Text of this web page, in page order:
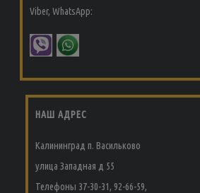
Viber, WhatsApp:
НАШ АДРЕС
Калининград п. Васильково
улица Западная д 55
Телефоны 37-30-31, 92-66-59,